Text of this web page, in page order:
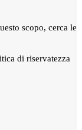
scopo, cerca le
di riservatezza